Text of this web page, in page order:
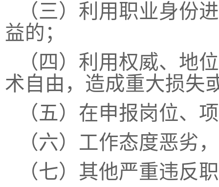
（三）利用职业身份
益的；
（四）利用权威、地
术自由，造成重大损失
（五）在申报岗位、
（六）工作态度恶劣
（七）其他严重违反